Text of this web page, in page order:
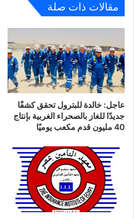
مقالات ذات صلة
عاجل: خالدة للبترول تحقق كشفًا
جديدًا للغاز بالصحراء الغربية بإنتاج
40 مليون قدم مكعب يوميًا